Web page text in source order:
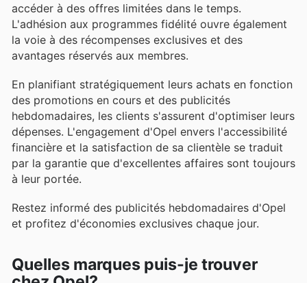
accéder à des offres limitées dans le temps.
L'adhésion aux programmes fidélité ouvre également
la voie à des récompenses exclusives et des
avantages réservés aux membres.
En planifiant stratégiquement leurs achats en fonction
des promotions en cours et des publicités
hebdomadaires, les clients s'assurent d'optimiser leurs
dépenses. L'engagement d'Opel envers l'accessibilité
financière et la satisfaction de sa clientèle se traduit
par la garantie que d'excellentes affaires sont toujours
à leur portée.
Restez informé des publicités hebdomadaires d'Opel
et profitez d'économies exclusives chaque jour.
Quelles marques puis-je trouver